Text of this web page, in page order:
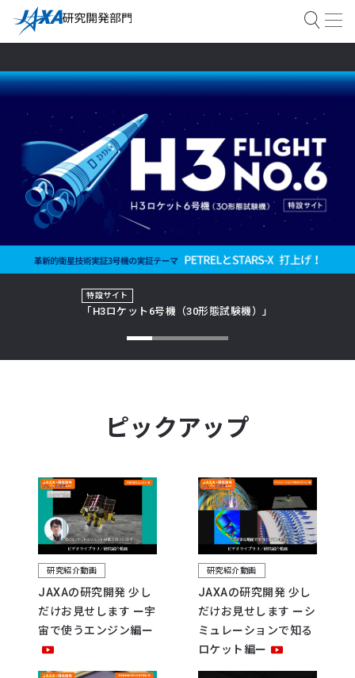
特設サイト
「H3ロケット6号機（30形態試験機）」
ピックアップ
研究紹介動画
JAXAの研究開発 少し
だけお見せします ー宇
宙で使うエンジン編ー
研究紹介動画
JAXAの研究開発 少し
だけお見せします ーシ
ミュレーションで知る
ロケット編ー